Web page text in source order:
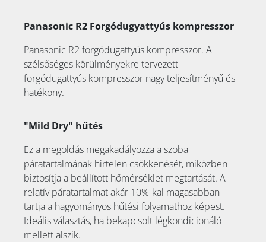
Panasonic R2 Forgódugyattyús kompresszor
Panasonic R2 forgódugattyús kompresszor. A
szélsőséges körülményekre tervezett
forgódugattyús kompresszor nagy teljesítményű és
hatékony.
"Mild Dry" hűtés
Ez a megoldás megakadályozza a szoba
páratartalmának hirtelen csökkenését, miközben
biztosítja a beállított hőmérséklet megtartását. A
relatív páratartalmat akár 10%-kal magasabban
tartja a hagyományos hűtési folyamathoz képest.
Ideális választás, ha bekapcsolt légkondicionáló
mellett alszik.